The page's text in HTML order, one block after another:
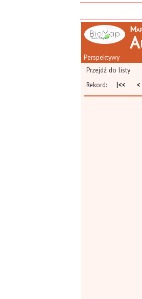
Perspektywy
Przejdź do listy
Rekord:
|<< <